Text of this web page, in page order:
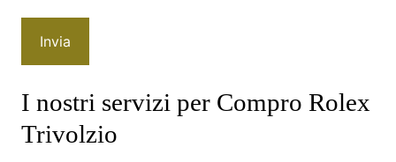
I nostri servizi per Compro Rolex
Trivolzio